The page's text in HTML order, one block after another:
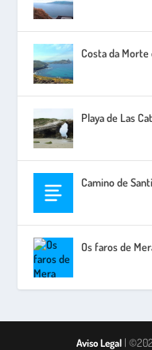
Costa da Morte
Playa de Las
Camino de
Os faros de
Aviso Legal |